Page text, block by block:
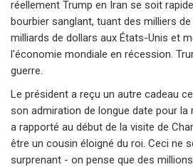
réellement Trump en Iran se soit
bourbier sanglant, tuant des milliers
milliards de dollars aux États-Unis et
l'économie mondiale en récession.
guerre.
Le président a reçu un autre cadeau
son admiration de longue date pour la
a rapporté au début de la visite de
être un cousin éloigné du roi. Ceci ne
surprenant - on pense que des